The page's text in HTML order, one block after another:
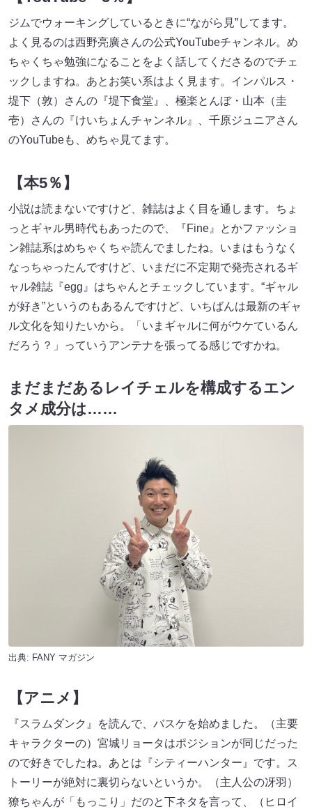
ジムでウォーキングしているときに“ながら見”してます。
よく見るのは西野亮廣さんの公式YouTubeチャンネル。め
ちゃくちゃ勉強になることをよく話してくださるのでチェ
ックしますね。あとお笑い系はよく見ます。インパルス・
堤下（敦）さんの『堤下食堂』、極楽とんぼ・山本（圭
壱）さんの『けいちょんチャンネル』、千原ジュニアさん
のYouTubeも、めちゃ見てます。
【本5％】
小説は読まないですけど、雑誌はよく目を通します。ちょ
っとギャル男時代もあったので、『Fine』とかファッショ
ン雑誌系はめちゃくちゃ読んでましたね。いまはもうなく
なっちゃったんですけど、いまだに不定期で発売されるギ
ャル雑誌『egg』はちゃんとチェックしています。“ギャル
が好き”というのもあるんですけど、いちばんは最新のギャ
ル文化を知りたいから。「いまギャルに何がウケているん
だろう？」っていうアンテナを張ってる感じですかね。
まだまだあるレイチェルを構成するエン
タメ成分は……
出典: FANY マガジン
【アニメ】
『スラムダンク』を読んで、バスケを始めました。（主要
キャラクターの）宮城リョータはポジションが同じだった
ので好きでしたね。あとは『シティーハンター』です。ス
トーリーが絶対に裏切らないというか。（主人公の冴羽）
獠ちゃんが「もっこり」だのと下ネタを言って、（ヒロイ